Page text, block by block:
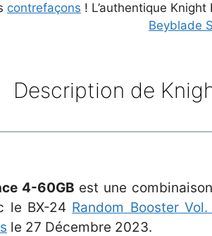
contrefaçons ! L’authentique
Beyblade
Description de
4-60GB est une
le BX-24 Random Booster
le 27 Décembre 2023.